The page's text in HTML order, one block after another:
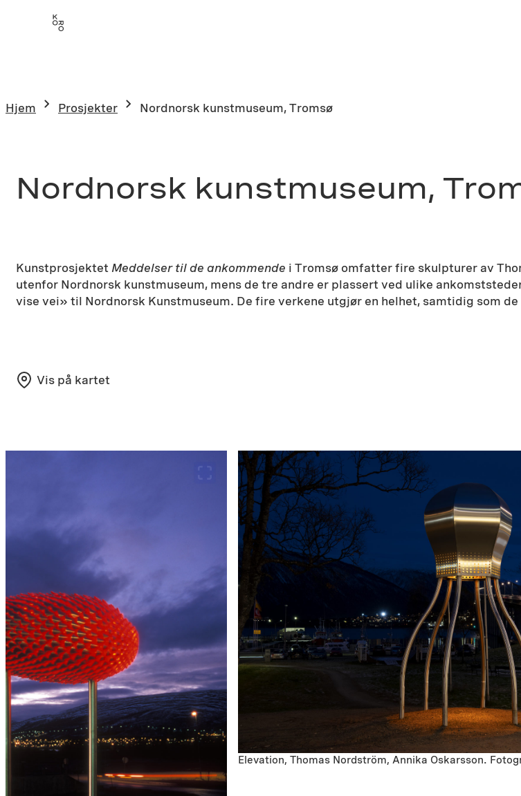
Hjem Prosjekter Nordnorsk kunstmuseum, Tromsø
Nordnorsk kunstmuseum,
Kunstprosjektet Meddelser til de ankommende i Tromsø omfatter fire skulpturer av
utenfor Nordnorsk kunstmuseum, mens de tre andre er plassert ved ulike
vise vei» til Nordnorsk Kunstmuseum. De fire verkene utgjør en helhet, samtidig som
Vis på kartet
Elevation, Thomas Nordström, Annika Oskarsson.